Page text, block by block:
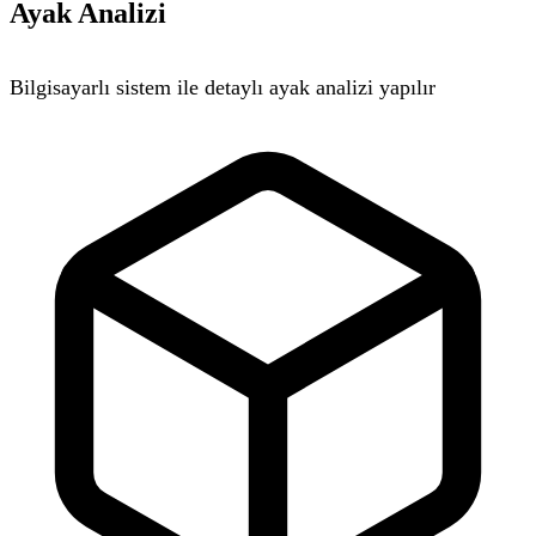
Ayak Analizi
Bilgisayarlı sistem ile detaylı ayak analizi yapılır